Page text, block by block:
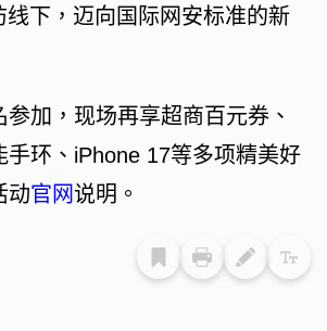
线下，迈向国际网安标准的新
加，现场再享超商百元券、
手环、iPhone 17等多项精美好
动官网说明。